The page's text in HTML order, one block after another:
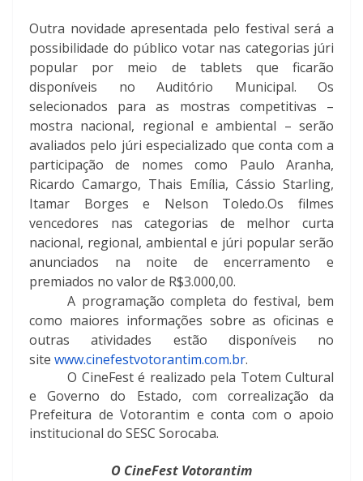
Outra novidade apresentada pelo festival será a
possibilidade do público votar nas categorias júri
popular por meio de tablets que ficarão
disponíveis no Auditório Municipal. Os
selecionados para as mostras competitivas –
mostra nacional, regional e ambiental – serão
avaliados pelo júri especializado que conta com a
participação de nomes como Paulo Aranha,
Ricardo Camargo, Thais Emília, Cássio Starling,
Itamar Borges e Nelson Toledo.Os filmes
vencedores nas categorias de melhor curta
nacional, regional, ambiental e júri popular serão
anunciados na noite de encerramento e
premiados no valor de R$3.000,00.
A programação completa do festival, bem
como maiores informações sobre as oficinas e
outras atividades estão disponíveis no
site www.cinefestvotorantim.com.br.
O CineFest é realizado pela Totem Cultural
e Governo do Estado, com correalização da
Prefeitura de Votorantim e conta com o apoio
institucional do SESC Sorocaba.
O CineFest Votorantim